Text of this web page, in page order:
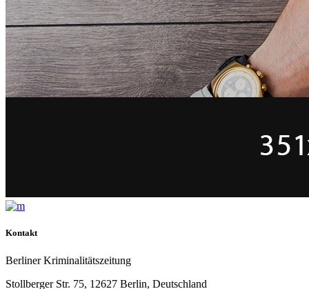
Kontakt
Berliner Kriminalitätszeitung
Stollberger Str. 75, 12627 Berlin, Deutschland